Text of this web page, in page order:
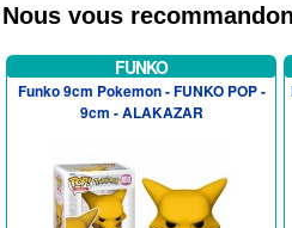
Nous vous
FUNKO
Funko 9cm Pokemon - FUNKO POP -
9cm - ALAKAZAR